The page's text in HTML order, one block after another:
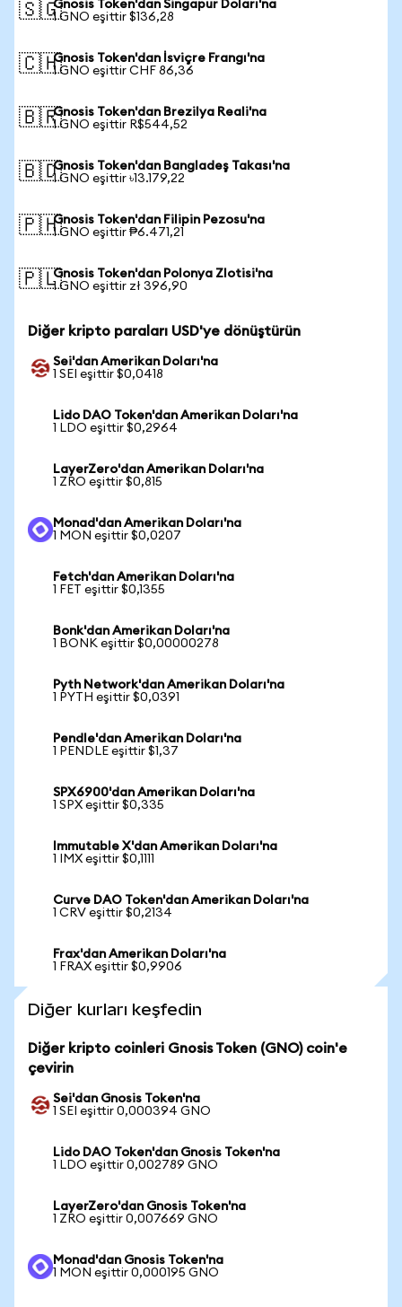
🇸🇬Gnosis Token'dan Singapur Doları'na
1 GNO eşittir $136,28
🇨🇭Gnosis Token'dan İsviçre Frangı'na
1 GNO eşittir CHF 86,36
🇧🇷Gnosis Token'dan Brezilya Reali'na
1 GNO eşittir R$544,52
🇧🇩Gnosis Token'dan Bangladeş Takası'na
1 GNO eşittir ৳13.179,22
🇵🇭Gnosis Token'dan Filipin Pezosu'na
1 GNO eşittir ₱6.471,21
🇵🇱Gnosis Token'dan Polonya Zlotisi'na
1 GNO eşittir zł 396,90
Diğer kripto paraları USD'ye dönüştürün
Sei'dan Amerikan Doları'na
1 SEI eşittir $0,0418
Lido DAO Token'dan Amerikan Doları'na
1 LDO eşittir $0,2964
LayerZero'dan Amerikan Doları'na
1 ZRO eşittir $0,815
Monad'dan Amerikan Doları'na
1 MON eşittir $0,0207
Fetch'dan Amerikan Doları'na
1 FET eşittir $0,1355
Bonk'dan Amerikan Doları'na
1 BONK eşittir $0,00000278
Pyth Network'dan Amerikan Doları'na
1 PYTH eşittir $0,0391
Pendle'dan Amerikan Doları'na
1 PENDLE eşittir $1,37
SPX6900'dan Amerikan Doları'na
1 SPX eşittir $0,335
Immutable X'dan Amerikan Doları'na
1 IMX eşittir $0,1111
Curve DAO Token'dan Amerikan Doları'na
1 CRV eşittir $0,2134
Frax'dan Amerikan Doları'na
1 FRAX eşittir $0,9906
Diğer kurları keşfedin
Diğer kripto coinleri Gnosis Token (GNO) coin'e
çevirin
Sei'dan Gnosis Token'na
1 SEI eşittir 0,000394 GNO
Lido DAO Token'dan Gnosis Token'na
1 LDO eşittir 0,002789 GNO
LayerZero'dan Gnosis Token'na
1 ZRO eşittir 0,007669 GNO
Monad'dan Gnosis Token'na
1 MON eşittir 0,000195 GNO